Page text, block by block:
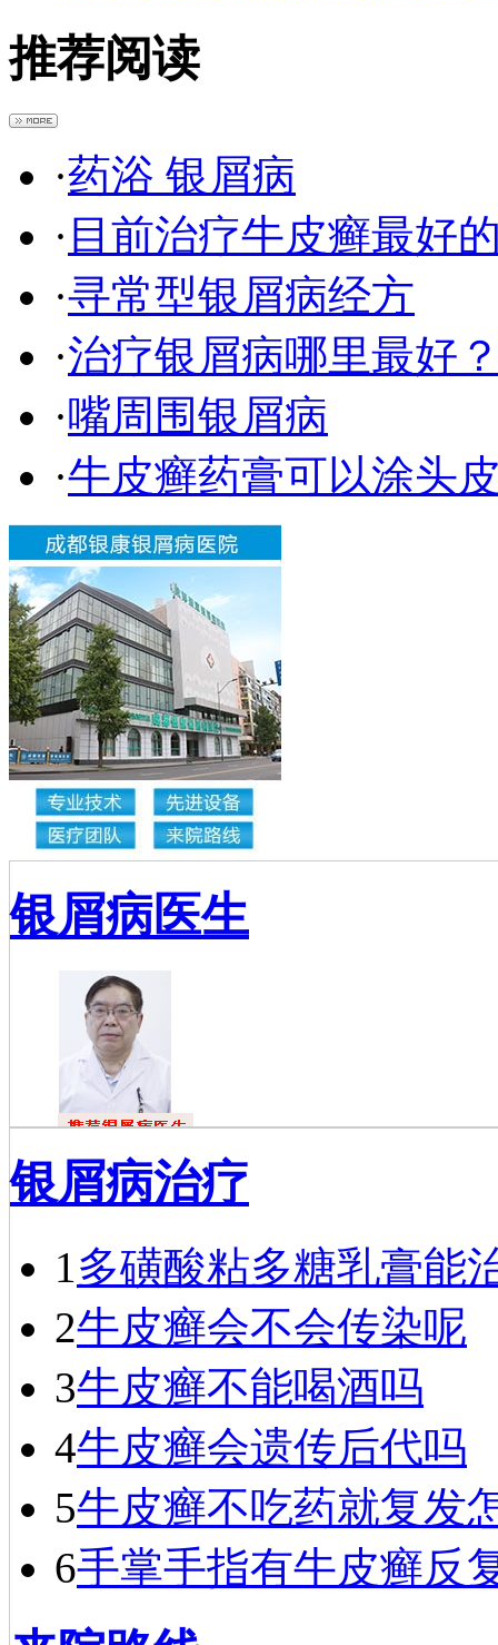
推荐阅读
·药浴 银屑病
· 目前治疗牛皮癣最好
·寻常型银屑病经方
·治疗银屑病哪里最好
·嘴周围银屑病
·牛皮癣药膏可以涂头
银屑病医生
戴礼
戴礼，毕业于
福建医科大学，现
医院医师…[详细]
银屑病治疗
1多磺酸粘多糖乳膏能
2牛皮癣会不会传染呢
3牛皮癣不能喝酒吗
4牛皮癣会遗传后代吗
5牛皮癣不吃药就复发
6手掌手指有牛皮癣反